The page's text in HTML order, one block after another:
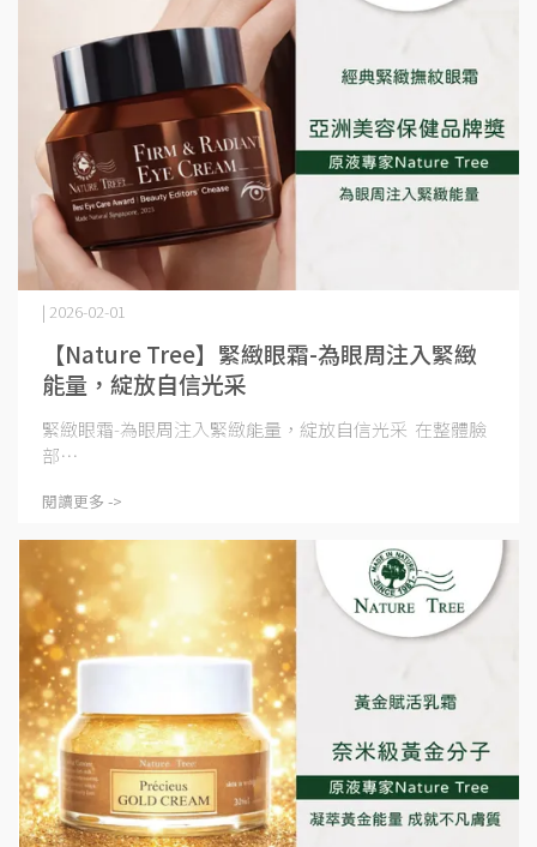
【Nature Tree】緊緻眼霜-為眼周注入緊緻
能量，綻放自信光采
| 2026-02-01
緊緻眼霜-為眼周注入緊緻能量，綻放自信光采 在整體臉
部⋯
閱讀更多 ->